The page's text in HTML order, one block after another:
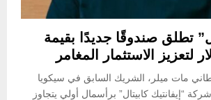
تطلق صندوقًا جديدًا بقيمة
مات ميلر، الشريك السابق في سيكويا
“إيفانتيك كابيتال” برأسمال أولي يتجاوز